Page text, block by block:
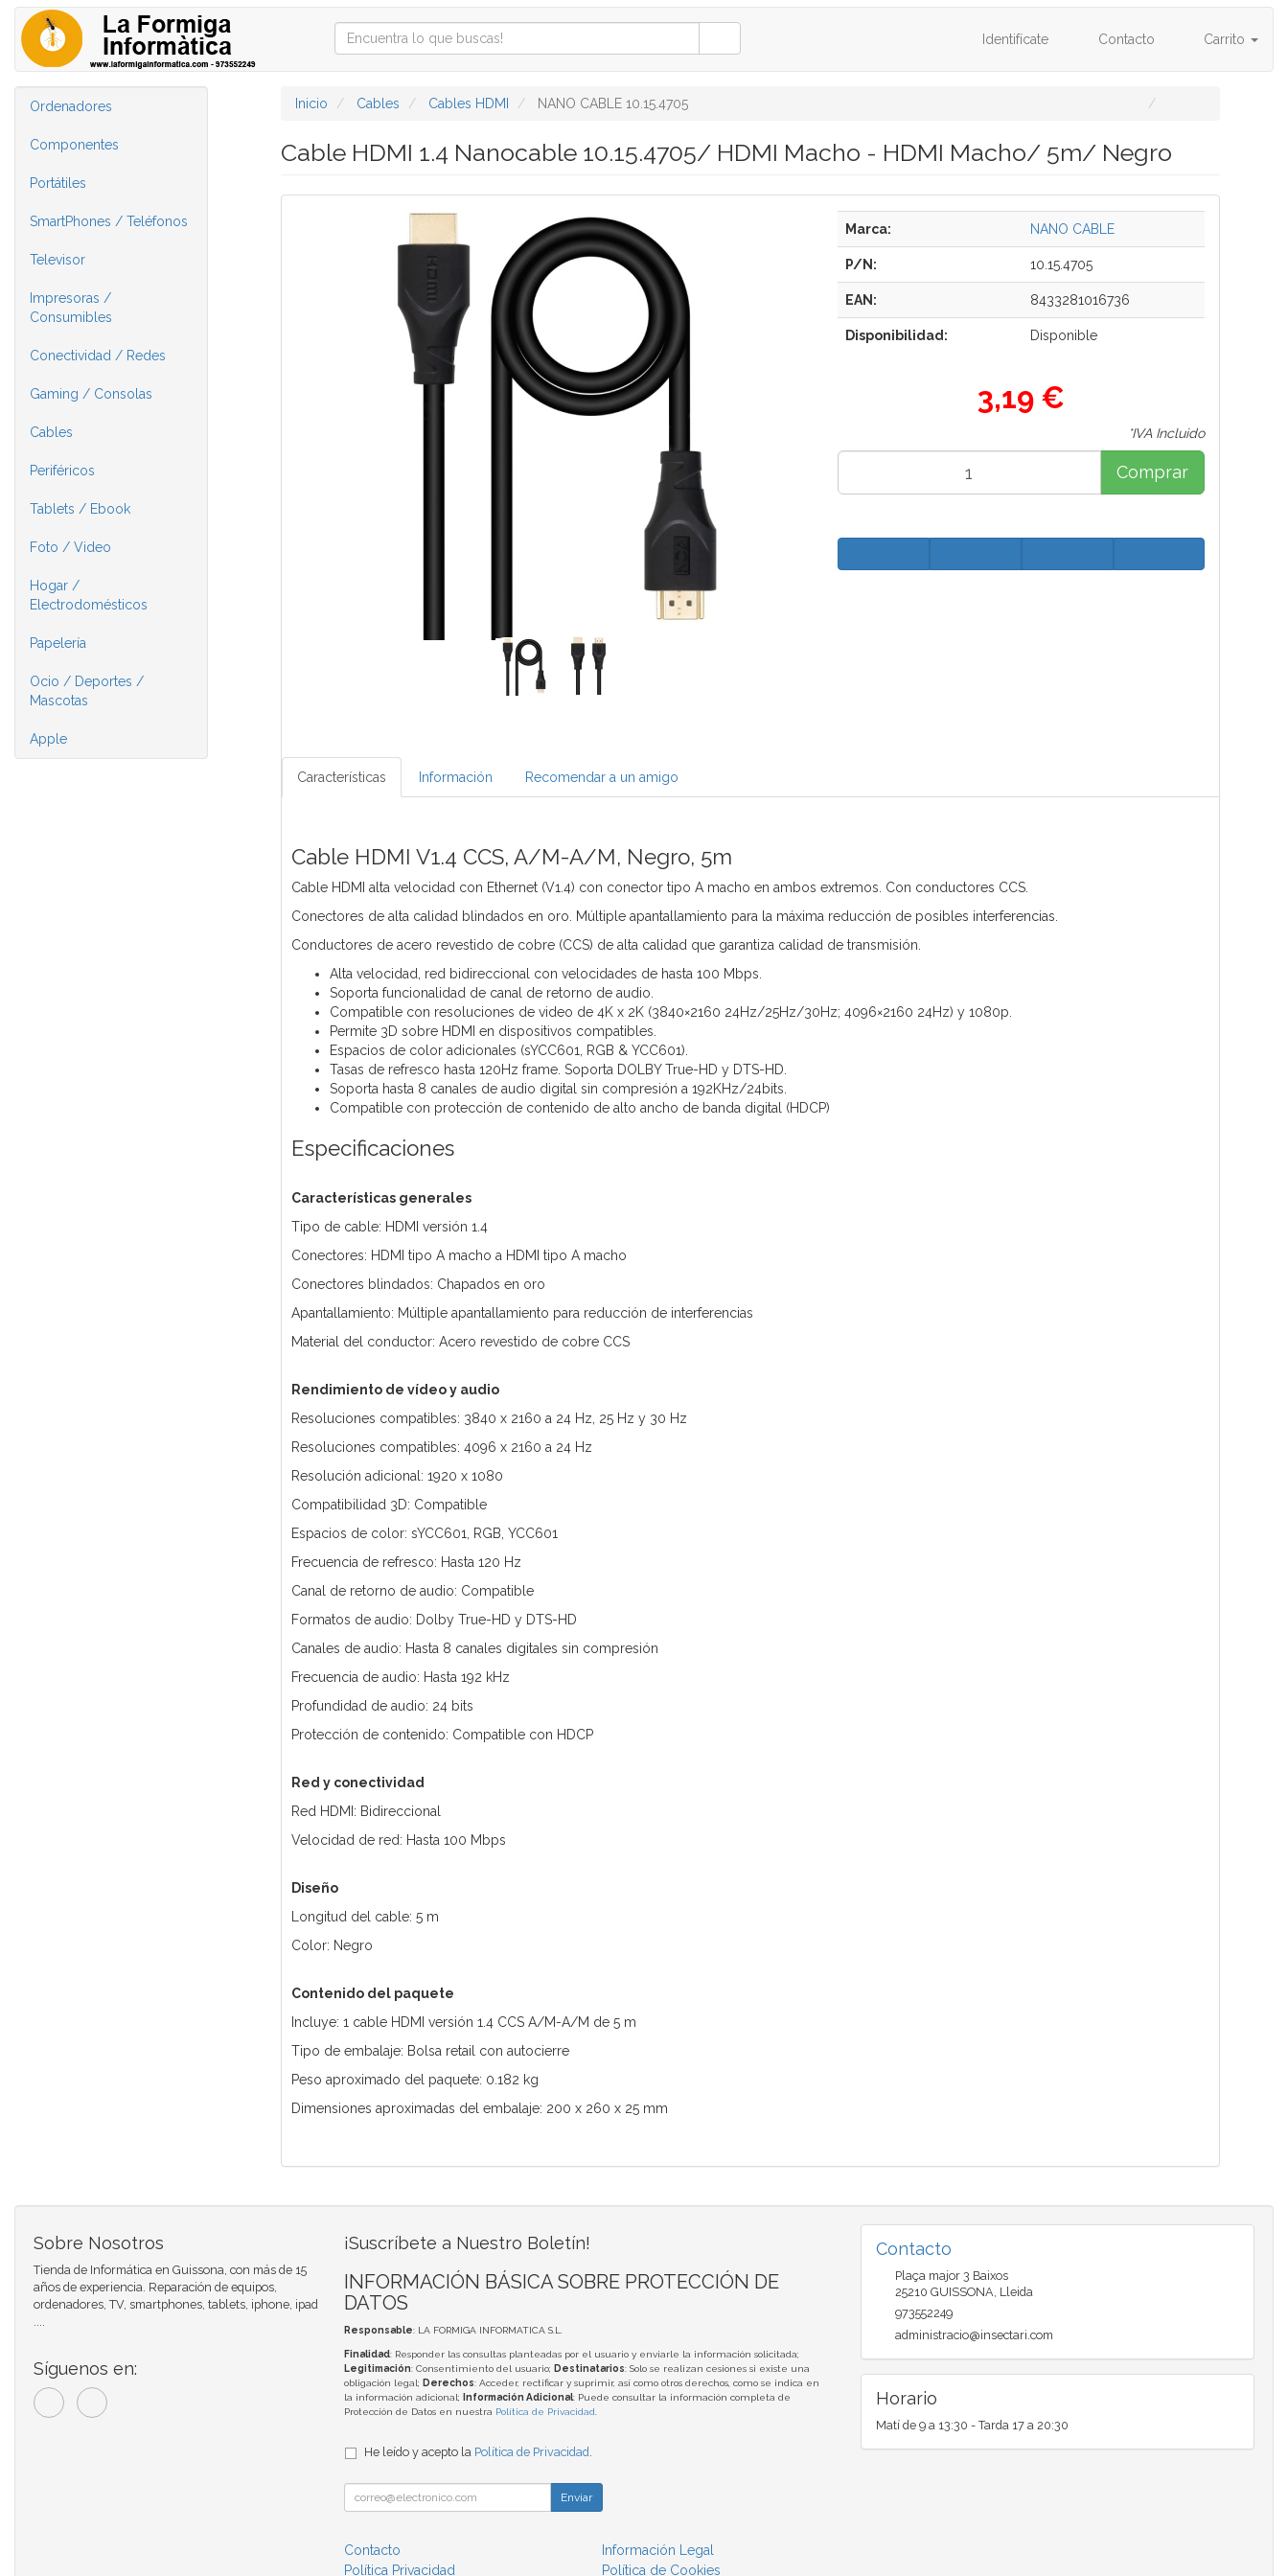
Identifícate Contacto Carrito
Ordenadores
Componentes
Portátiles
SmartPhones / Teléfonos
Televisor
Impresoras /
Consumibles
Conectividad / Redes
Gaming / Consolas
Cables
Periféricos
Tablets / Ebook
Foto / Video
Hogar /
Electrodomésticos
Papelería
Ocio / Deportes /
Mascotas
Apple
Inicio Cables Cables HDMI NANO CABLE 10.15.4705
Cable HDMI 1.4 Nanocable 10.15.4705/ HDMI Macho - HDMI Macho/ 5m/ Negro
Marca: NANO CABLE
P/N: 10.15.4705
EAN: 8433281016736
Disponibilidad: Disponible
3,19 €
*IVA Incluido
Comprar
Características Información Recomendar a un amigo
Cable HDMI V1.4 CCS, A/M-A/M, Negro, 5m
Cable HDMI alta velocidad con Ethernet (V1.4) con conector tipo A macho en ambos extremos. Con conductores CCS.
Conectores de alta calidad blindados en oro. Múltiple apantallamiento para la máxima reducción de posibles interferencias.
Conductores de acero revestido de cobre (CCS) de alta calidad que garantiza calidad de transmisión.
Alta velocidad, red bidireccional con velocidades de hasta 100 Mbps.
Soporta funcionalidad de canal de retorno de audio.
Compatible con resoluciones de video de 4K x 2K (3840×2160 24Hz/25Hz/30Hz; 4096×2160 24Hz) y 1080p.
Permite 3D sobre HDMI en dispositivos compatibles.
Espacios de color adicionales (sYCC601, RGB & YCC601).
Tasas de refresco hasta 120Hz frame. Soporta DOLBY True-HD y DTS-HD.
Soporta hasta 8 canales de audio digital sin compresión a 192KHz/24bits.
Compatible con protección de contenido de alto ancho de banda digital (HDCP)
Especificaciones
Características generales
Tipo de cable: HDMI versión 1.4
Conectores: HDMI tipo A macho a HDMI tipo A macho
Conectores blindados: Chapados en oro
Apantallamiento: Múltiple apantallamiento para reducción de interferencias
Material del conductor: Acero revestido de cobre CCS
Rendimiento de vídeo y audio
Resoluciones compatibles: 3840 x 2160 a 24 Hz, 25 Hz y 30 Hz
Resoluciones compatibles: 4096 x 2160 a 24 Hz
Resolución adicional: 1920 x 1080
Compatibilidad 3D: Compatible
Espacios de color: sYCC601, RGB, YCC601
Frecuencia de refresco: Hasta 120 Hz
Canal de retorno de audio: Compatible
Formatos de audio: Dolby True-HD y DTS-HD
Canales de audio: Hasta 8 canales digitales sin compresión
Frecuencia de audio: Hasta 192 kHz
Profundidad de audio: 24 bits
Protección de contenido: Compatible con HDCP
Red y conectividad
Red HDMI: Bidireccional
Velocidad de red: Hasta 100 Mbps
Diseño
Longitud del cable: 5 m
Color: Negro
Contenido del paquete
Incluye: 1 cable HDMI versión 1.4 CCS A/M-A/M de 5 m
Tipo de embalaje: Bolsa retail con autocierre
Peso aproximado del paquete: 0.182 kg
Dimensiones aproximadas del embalaje: 200 x 260 x 25 mm
Sobre Nosotros
Tienda de Informática en Guissona, con más de 15
años de experiencia. Reparación de equipos,
ordenadores, TV, smartphones, tablets, iphone, ipad
....
Síguenos en:
¡Suscríbete a Nuestro Boletín!
INFORMACIÓN BÁSICA SOBRE PROTECCIÓN DE
DATOS
Responsable: LA FORMIGA INFORMATICA S.L.
Finalidad: Responder las consultas planteadas por el usuario y enviarle la información solicitada;
Legitimación: Consentimiento del usuario; Destinatarios: Solo se realizan cesiones si existe una
obligación legal; Derechos: Acceder, rectificar y suprimir, así como otros derechos, como se indica en
la información adicional;
Información Adicional: Puede consultar la información completa de
Protección de Datos en nuestra Política de Privacidad.
He leído y acepto la Política de Privacidad.
Enviar
Contacto
Información Legal
Política Privacidad
Política de Cookies
Contacto
Plaça major 3 Baixos
25210 GUISSONA, Lleida
973552249
administracio@insectari.com
Horario
Matí de 9 a 13:30 - Tarda 17 a 20:30